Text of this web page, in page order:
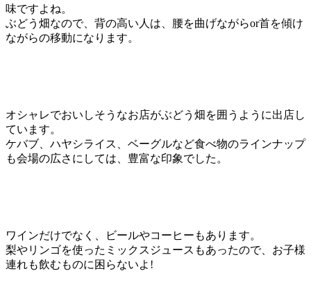
味ですよね。
ぶどう畑なので、背の高い人は、腰を曲げながらor首を傾け
ながらの移動になります。
オシャレでおいしそうなお店がぶどう畑を囲うように出店し
ています。
ケバブ、ハヤシライス、ベーグルなど食べ物のラインナップ
も会場の広さにしては、豊富な印象でした。
ワインだけでなく、ビールやコーヒーもあります。
梨やリンゴを使ったミックスジュースもあったので、お子様
連れも飲むものに困らないよ!